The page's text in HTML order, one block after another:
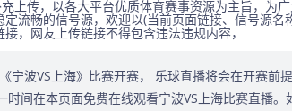
上传，以各大平台优质体育赛事资源为主旨，为
流畅的信号源，欢迎以(当前页面链接、信号源名
，网友上传链接不得包含违法违规内容，
宁波VS上海》比赛开赛， 乐球直播将会在开赛前
间在本页面免费在线观看宁波VS上海比赛直播。